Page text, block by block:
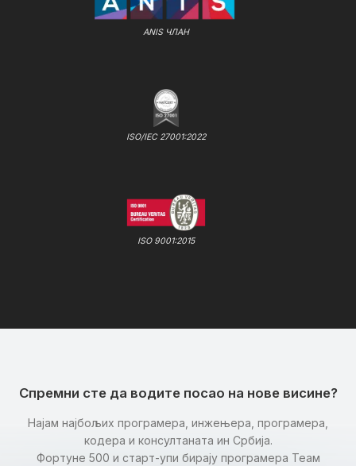
ANIS ЧЛАН
ISO/IEC 27001:2022
ISO 9001:2015
Спремни сте да водите посао на нове висине?
Најам најбољих програмера, инжењера, програмера,
кодера и консултаната ин Србија.
Фортуне 500 и старт-упи бирају програмера Теам